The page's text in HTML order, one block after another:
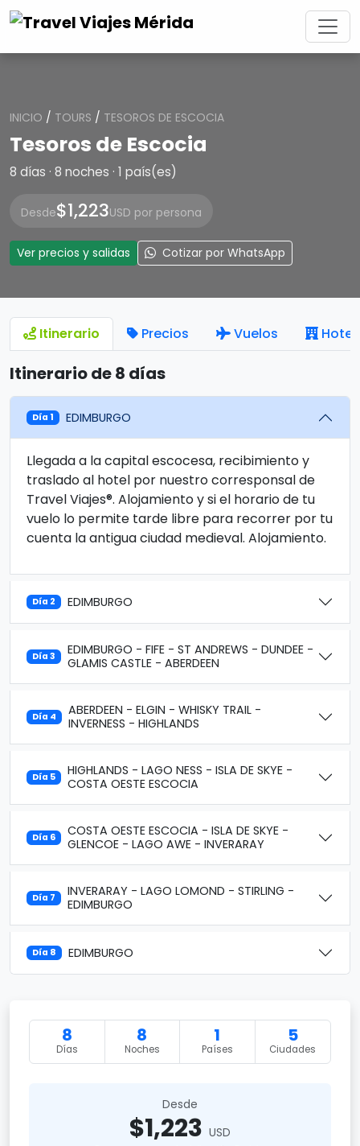
INICIO / TOURS / TESOROS DE ESCOCIA
Tesoros de Escocia
8 días · 8 noches · 1 país(es)
Desde$1,223USD por persona
Ver precios y salidas Cotizar por WhatsApp
Itinerario Precios Vuelos
Itinerario de 8 días
Día 1 EDIMBURGO
Llegada a la capital escocesa, recibimiento y
traslado al hotel por nuestro corresponsal de
Travel Viajes®. Alojamiento y si el horario de tu
vuelo lo permite tarde libre para recorrer por tu
cuenta la antigua ciudad medieval. Alojamiento.
Día 2 EDIMBURGO
Día 3
EDIMBURGO - FIFE - ST ANDREWS - DUNDEE -
GLAMIS CASTLE - ABERDEEN
Día 4
ABERDEEN - ELGIN - WHISKY TRAIL -
INVERNESS - HIGHLANDS
Día 5
HIGHLANDS - LAGO NESS - ISLA DE SKYE -
COSTA OESTE ESCOCIA
Día 6
COSTA OESTE ESCOCIA - ISLA DE SKYE -
GLENCOE - LAGO AWE - INVERARAY
Día 7
INVERARAY - LAGO LOMOND - STIRLING -
EDIMBURGO
Día 8 EDIMBURGO
8
Días
8
Noches
1
Países
5
Ciudades
Desde
$1,223 USD